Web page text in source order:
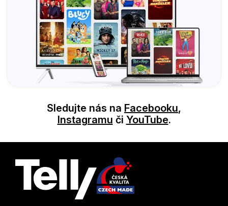
Sledujte nás na Facebooku,
Instagramu či YouTube.